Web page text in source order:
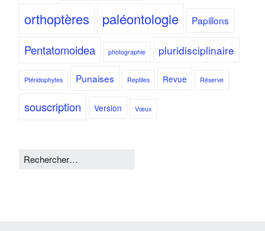
orthoptères paléontologie Papillons
Pentatomoidea photographie pluridisciplinaire
Ptéridophytes Punaises Reptiles Revue Réserve
souscription Version Vœux